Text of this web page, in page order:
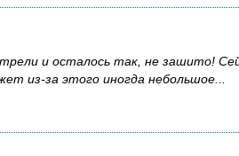
и осталось так, не зашито!
из-за этого иногда небольшое...